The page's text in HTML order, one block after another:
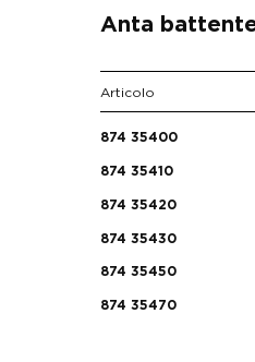
Anta
Articolo
874 35400
874 35410
874 35420
874 35430
874 35450
874 35470